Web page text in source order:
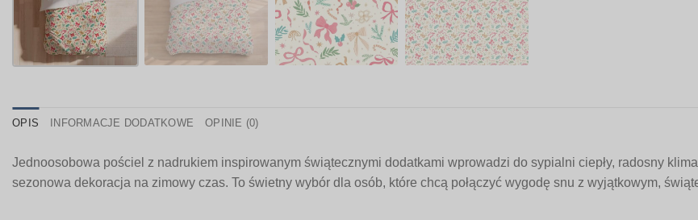
OPIS INFORMACJE DODATKOWE OPINIE (0)
Jednoosobowa pościel z nadrukiem inspirowanym świątecznymi dodatkami wprowadzi do sypialni ciepły, radosny
sezonowa dekoracja na zimowy czas. To świetny wybór dla osób, które chcą połączyć wygodę snu z wyjątkowym,